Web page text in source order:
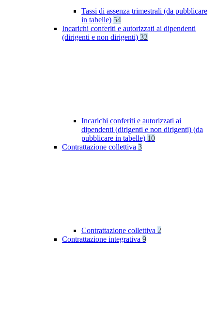
Tassi di assenza trimestrali (da pubblicare
in tabelle) 54
Incarichi conferiti e autorizzati ai dipendenti
(dirigenti e non dirigenti) 32
Incarichi conferiti e autorizzati ai
dipendenti (dirigenti e non dirigenti) (da
pubblicare in tabelle) 10
Contrattazione collettiva 3
Contrattazione collettiva 2
Contrattazione integrativa 9